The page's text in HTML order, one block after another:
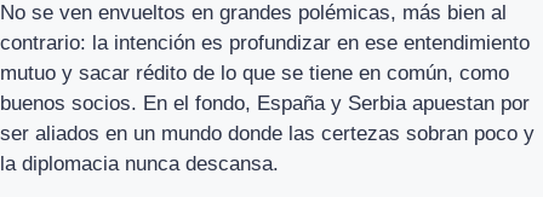
No se ven envueltos en grandes polémicas, más bien al
contrario: la intención es profundizar en ese entendimiento
mutuo y sacar rédito de lo que se tiene en común, como
buenos socios. En el fondo, España y Serbia apuestan por
ser aliados en un mundo donde las certezas sobran poco y
la diplomacia nunca descansa.